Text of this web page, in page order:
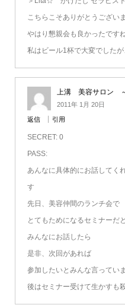
こちらこそありがとうござい
やはり懇親会も良かったですね
私はビール1杯で大変でした
上溝 美容サロン
2011年 1月 20日
返信 引用
SECRET: 0
PASS:
あんなに具体的にお話してく
す
先日、美容仲間のランチ会で
とてもためになるセミナーだと
みんなにお話したら
是非、次回があれば
参加したいとみんな言っていま
後はセミナー受けて生かすも